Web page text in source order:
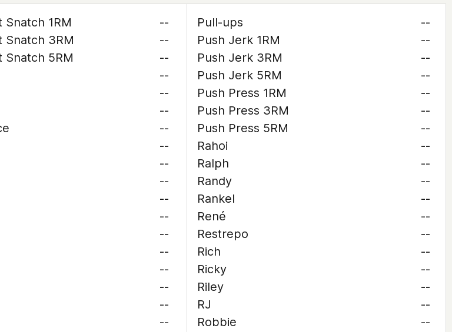
Snatch 1RM
--
Snatch 3RM
--
Snatch 5RM
--
--
--
--
--
--
--
--
--
--
--
--
--
--
--
--
Pull-ups
--
Push Jerk 1RM
--
Push Jerk 3RM
--
Push Jerk 5RM
--
Push Press 1RM
--
Push Press 3RM
--
Push Press 5RM
--
Rahoi
--
Ralph
--
Randy
--
Rankel
--
René
--
Restrepo
--
Rich
--
Ricky
--
Riley
--
RJ
--
Robbie
--